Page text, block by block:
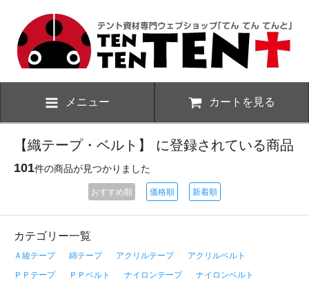
メニュー カートを見る
【織テープ・ベルト】 に登録されている商品
101件の商品が見つかりました
おすすめ順 価格順 新着順
カテゴリー一覧
Ａ綾テープ 綿テープ アクリルテープ
アクリルベルト
ＰＰテープ
ＰＰベルト ナイロンテープ
ナイロンベルト